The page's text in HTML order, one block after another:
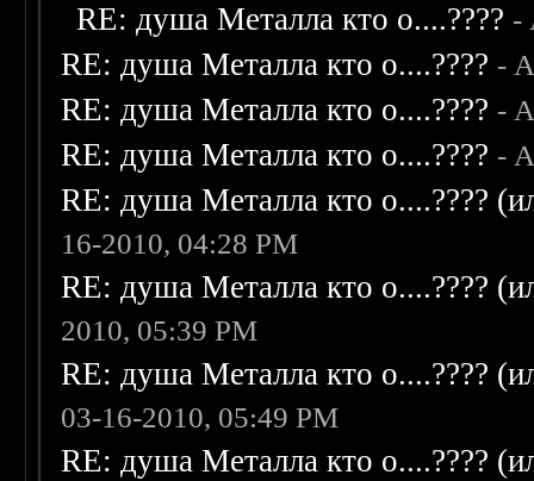
RE: душа Металла кто о....???? -
RE: душа Металла кто о....???? -
RE: душа Металла кто о....???? -
RE: душа Металла кто о....???? -
RE: душа Металла кто о....????
16-2010, 04:28 PM
RE: душа Металла кто о....????
2010, 05:39 PM
RE: душа Металла кто о....????
03-16-2010, 05:49 PM
RE: душа Металла кто о....????